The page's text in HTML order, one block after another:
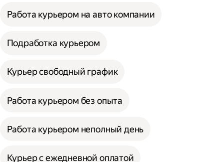
Работа курьером на авто компании
Подработка курьером
Курьер свободный график
Работа курьером без опыта
Работа курьером неполный день
Курьер с ежедневной оплатой